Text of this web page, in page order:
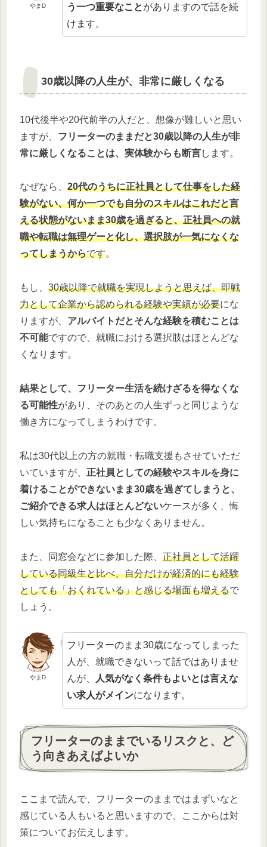
やまD う一つ重要なことがありますので話を続
けます。
30歳以降の人生が、非常に厳しくなる
10代後半や20代前半の人だと、想像が難しいと思い
ますが、 フリーターのままだと30歳以降の人生が非
常に厳しくなることは、実体験からも断言します。
なぜなら、 20代のうちに正社員として仕事をした経
験がない、何か一つでも自分のスキルはこれだと言
える状態がないまま30歳を過ぎると、正社員への就
職や転職は無理ゲーと化し、選択肢が一気になくな
ってしまうからです。
もし、 30歳以降で就職を実現しようと思えば、即戦
力として企業から認められる経験や実績が必要にな
りますが、 アルバイトだとそんな経験を積むことは
不可能ですので、就職における選択肢はほとんどな
くなります。
結果として、フリーター生活を続けざるを得なくな
る可能性があり、そのあとの人生ずっと同じような
働き方になってしまうわけです。
私は30代以上の方の就職・転職支援もさせていただ
いていますが、 正社員としての経験やスキルを身に
着けることができないまま30歳を過ぎてしまうと、
ご紹介できる求人はほとんどないケースが多く、悔
しい気持ちになることも少なくありません。
また、同窓会などに参加した際、 正社員として活躍
している同級生と比べ、自分だけが経済的にも経験
としても「おくれている」と感じる場面も増えるで
しょう。
やまD
フリーターのまま30歳になってしまった
人が、就職できないって話ではありませ
んが、
人気がなく条件もよいとは言えな
い求人がメインになります。
フリーターのままでいるリスクと、ど
う向きあえばよいか
ここまで読んで、フリーターのままではまずいなと
感じている人もいると思いますので、ここからは対
策についてお伝えします。